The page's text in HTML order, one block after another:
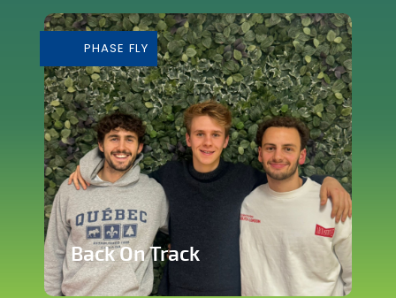
cœur de Silly
En savoir plus
PHASE FLY
Back On Track